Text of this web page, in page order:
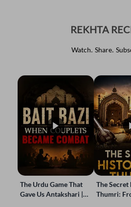
REKHTA
Watch. Share.
The Urdu Game That
Gave Us Antakshari |
The
Thumri: